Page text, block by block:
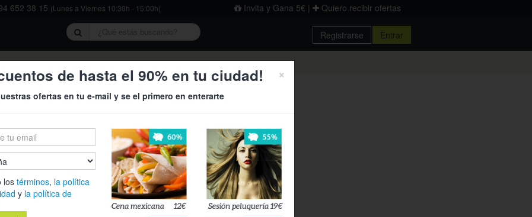
652 38 15 (Lunes a Viernes 10:30h - 15:00h) Invita y Gana 5€ | Quiero recibir ofertas
Registrarse Entrar
×
de hasta el 90% en tu ciudad!
ofertas en tu e-mail y se el primero en enterarte
lostérminos, la política
y la política de